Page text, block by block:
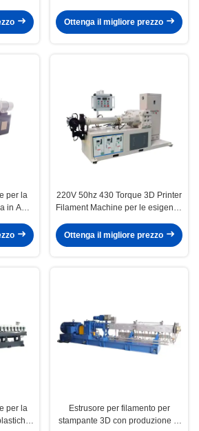
garanzia
Ottenga il migliore prezzo
per la
in ABS
220V 50hz 430 Torque 3D Printer
Filament Machine per le esigenze
Ottenga il migliore prezzo
per la
Estrusore per filamento per
stampante 3D con produzione di